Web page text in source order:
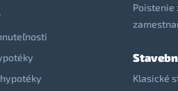
Poistenie
Klasické